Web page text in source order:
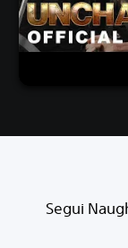
Segui